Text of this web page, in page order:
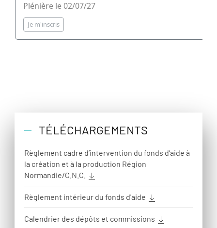
TÉLÉCHARGEMENTS
Règlement cadre d’intervention du fonds d’aide à
la création et à la production Région
Normandie/C.N.C.
Règlement intérieur du fonds d'aide
Calendrier des dépôts et commissions